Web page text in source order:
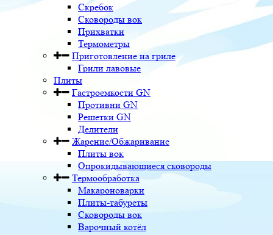
Скребок
Сковороды вок
Прихватки
Термометры
Приготовление на гриле
Грили лавовые
Плиты
Гастроемкости GN
Противни GN
Решетки GN
Делители
Жарение/Обжаривание
Плиты вок
Опрокидывающиеся сковороды
Термообработка
Макароноварки
Плиты-табуреты
Сковороды вок
Варочный котёл